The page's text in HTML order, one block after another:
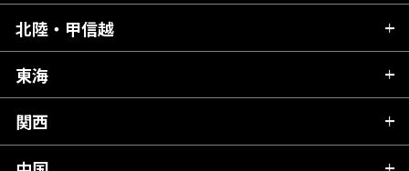
青森県
秋田県
岩手県
茨城県
栃木県
群馬県
北陸・甲信越
新潟県
富山県
石川県
東海
岐阜県
関西